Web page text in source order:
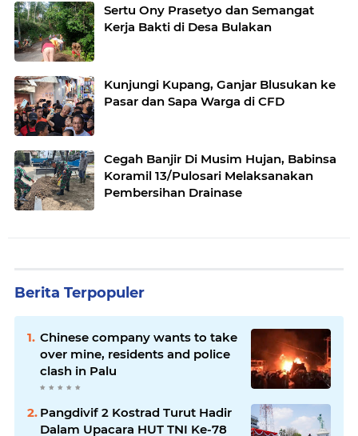
Sertu Ony Prasetyo dan Semangat
Kerja Bakti di Desa Bulakan
Kunjungi Kupang, Ganjar Blusukan ke
Pasar dan Sapa Warga di CFD
Cegah Banjir Di Musim Hujan, Babinsa
Koramil 13/Pulosari Melaksanakan
Pembersihan Drainase
Berita Terpopuler
Chinese company wants to take
over mine, residents and police
clash in Palu
Pangdivif 2 Kostrad Turut Hadir
Dalam Upacara HUT TNI Ke-78